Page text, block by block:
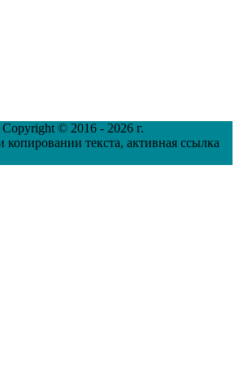
© 2016 - 2026 г.
копировании текста, активная ссылка